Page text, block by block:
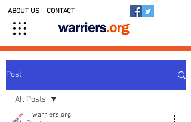
ABOUT US CONTACT
Post
All Posts
warriers.org